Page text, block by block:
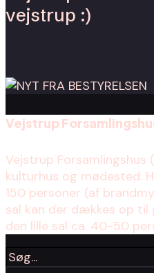
vejstrup :)
Vejstrup
Vejstrup Forsamlingshus
kulturhus og mødested.
150 personer (af
sal kan der dækkes op til
den lille sal ca. 40-50